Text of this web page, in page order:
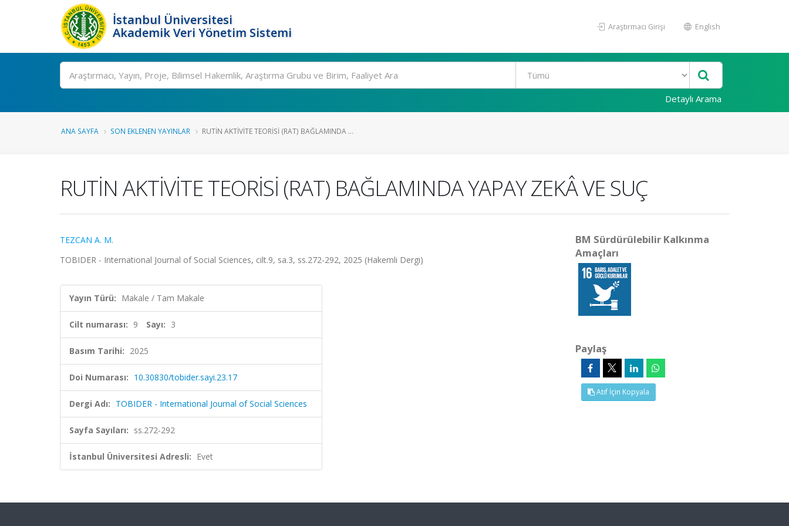
İstanbul Üniversitesi
Akademik Veri Yönetim Sistemi
Araştırmacı Girişi English
Ara
Detaylı Arama
ANA SAYFA SON EKLENEN YAYINLAR RUTİN AKTİVİTE TEORİSİ (RAT) BAĞLAMINDA ...
RUTİN AKTİVİTE TEORİSİ (RAT) BAĞLAMINDA YAPAY ZEKÂ VE SUÇ
TEZCAN A. M.
TOBIDER - International Journal of Social Sciences, cilt.9, sa.3, ss.272-292, 2025 (Hakemli Dergi)
Yayın Türü: Makale / Tam Makale
Cilt numarası: 9 Sayı: 3
Basım Tarihi: 2025
Doi Numarası: 10.30830/tobider.sayi.23.17
Dergi Adı: TOBIDER - International Journal of Social Sciences
Sayfa Sayıları: ss.272-292
İstanbul Üniversitesi Adresli: Evet
BM Sürdürülebilir Kalkınma
Amaçları
Paylaş
Atıf İçin Kopyala